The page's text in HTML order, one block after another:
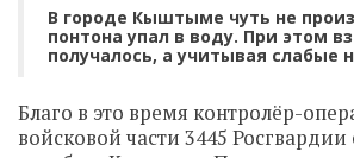
В городе Кыштыме чуть не
понтона упал в воду. При этом
получалось, а учитывая слабые
Благо в это время контролёр-
войсковой части 3445